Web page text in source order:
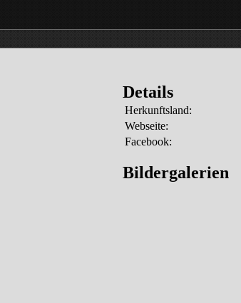
Details
Herkunftsland:
Webseite:
Facebook:
Bildergalerien